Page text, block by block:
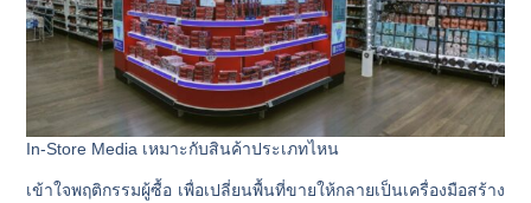
In-Store Media เหมาะกับสินค้าประเภทไหน
เข้าใจพฤติกรรมผู้ซื้อ เพื่อเปลี่ยนพื้นที่ขายให้กลายเป็นเครื่องมือสร้าง